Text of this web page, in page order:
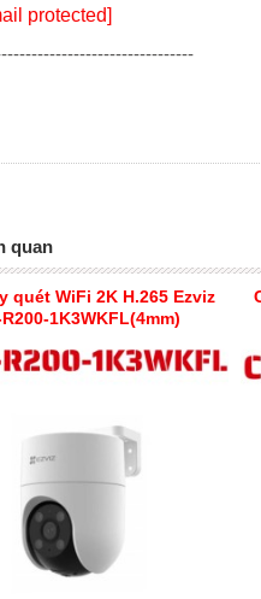
protected]
quan
quét WiFi 2K H.265 Ezviz
1K3WKFL(4mm)